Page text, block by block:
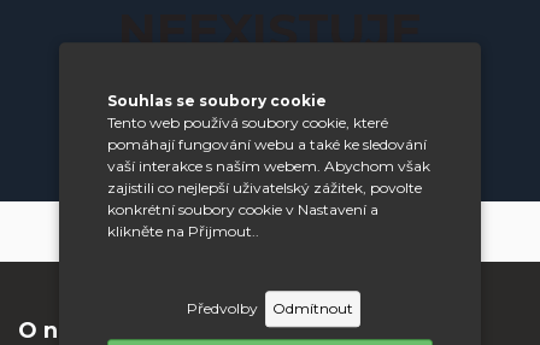
Souhlas se soubory cookie
Tento web používá soubory cookie, které
pomáhají fungování webu a také ke sledování
vaší interakce s naším webem. Abychom však
zajistili co nejlepší uživatelský zážitek, povolte
konkrétní soubory cookie v Nastavení a
klikněte na Přijmout..
Předvolby Odmítnout
NEEXISTUJE
Požadovaný produkt nebyl nalezen.
zobrazit všechny produkty
O nás